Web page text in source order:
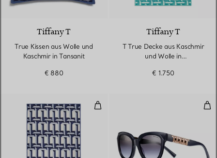
3 Farben
Tiffany T
True Kissen aus Wolle und
Kaschmir in Tansanit
€ 880
Tiffany T
T True Decke aus Kaschmir
und Wolle in
€ 1.750
Decke True aus Wolle und